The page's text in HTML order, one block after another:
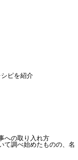
ピを紹介
への取り入れ方
て調べ始めたものの、名